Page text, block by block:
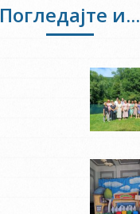
Погледајте и...